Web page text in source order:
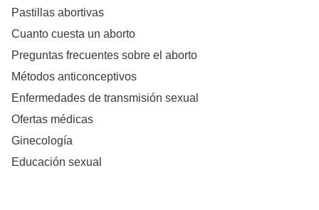
Pastillas abortivas
Cuanto cuesta un aborto
Preguntas frecuentes sobre el aborto
Métodos anticonceptivos
Enfermedades de transmisión sexual
Ofertas médicas
Ginecología
Educación sexual